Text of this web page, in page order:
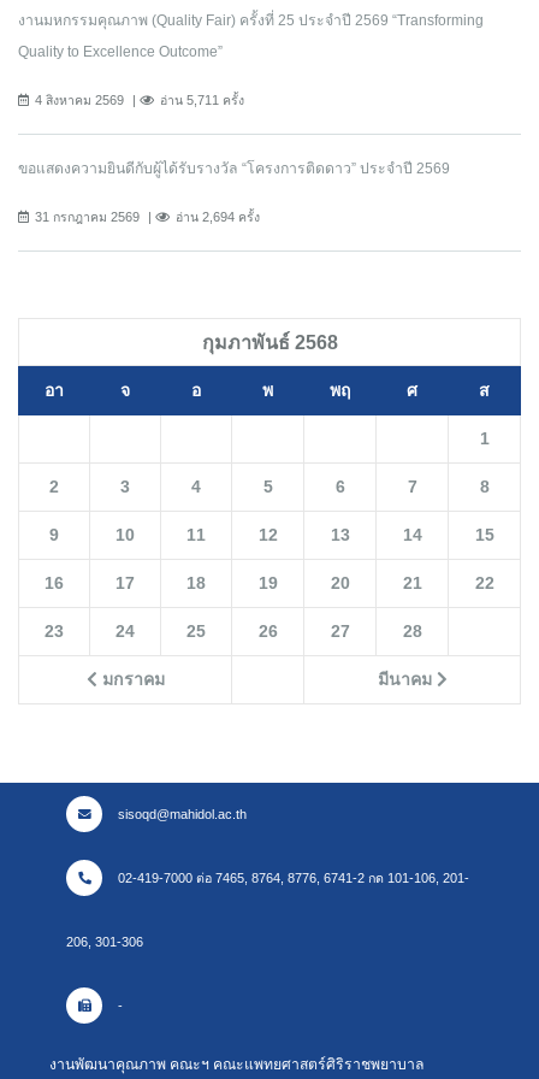
งานมหกรรมคุณภาพ (Quality Fair) ครั้งที่ 25 ประจำปี 2569 “Transforming
Quality to Excellence Outcome”
4 สิงหาคม 2569 อ่าน 5,711 ครั้ง
ขอแสดงความยินดีกับผู้ได้รับรางวัล “โครงการติดดาว” ประจำปี 2569
31 กรกฎาคม 2569 อ่าน 2,694 ครั้ง
กุมภาพันธ์ 2568
อา จ อ พ พฤ ศ ส
มกราคม มีนาคม
1
2 3 4 5 6 7 8
9 10 11 12 13 14 15
16 17 18 19 20 21 22
23 24 25 26 27 28
sisoqd@mahidol.ac.th
02-419-7000 ต่อ 7465, 8764, 8776, 6741-2 กด 101-106, 201-
206, 301-306
-
งานพัฒนาคุณภาพ คณะฯ คณะแพทยศาสตร์ศิริราชพยาบาล